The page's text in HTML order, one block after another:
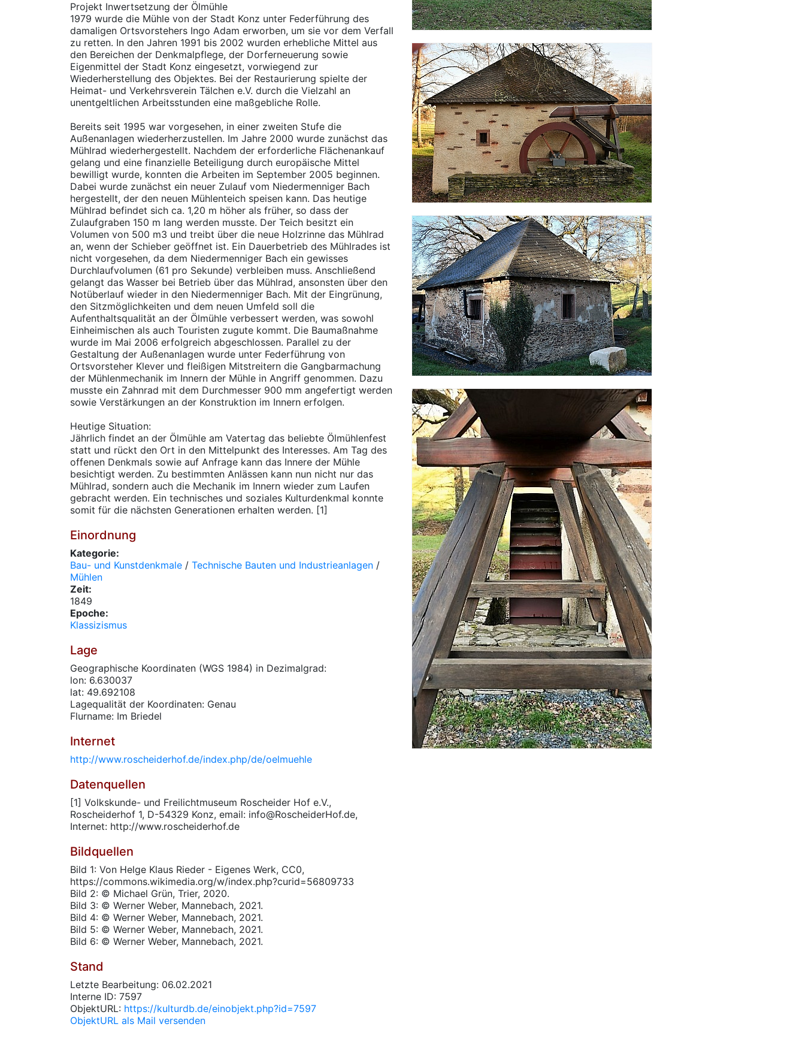
Projekt Inwertsetzung der Ölmühle
1979 wurde die Mühle von der Stadt Konz unter Federführung des
damaligen Ortsvorstehers Ingo Adam erworben, um sie vor dem Verfall
zu retten. In den Jahren 1991 bis 2002 wurden erhebliche Mittel aus
den Bereichen der Denkmalpflege, der Dorferneuerung sowie
Eigenmittel der Stadt Konz eingesetzt, vorwiegend zur
Wiederherstellung des Objektes. Bei der Restaurierung spielte der
Heimat- und Verkehrsverein Tälchen e.V. durch die Vielzahl an
unentgeltlichen Arbeitsstunden eine maßgebliche Rolle.
Bereits seit 1995 war vorgesehen, in einer zweiten Stufe die
Außenanlagen wiederherzustellen. Im Jahre 2000 wurde zunächst das
Mühlrad wiederhergestellt. Nachdem der erforderliche Flächenankauf
gelang und eine finanzielle Beteiligung durch europäische Mittel
bewilligt wurde, konnten die Arbeiten im September 2005 beginnen.
Dabei wurde zunächst ein neuer Zulauf vom Niedermenniger Bach
hergestellt, der den neuen Mühlenteich speisen kann. Das heutige
Mühlrad befindet sich ca. 1,20 m höher als früher, so dass der
Zulaufgraben 150 m lang werden musste. Der Teich besitzt ein
Volumen von 500 m3 und treibt über die neue Holzrinne das Mühlrad
an, wenn der Schieber geöffnet ist. Ein Dauerbetrieb des Mühlrades ist
nicht vorgesehen, da dem Niedermenniger Bach ein gewisses
Durchlaufvolumen (61 pro Sekunde) verbleiben muss. Anschließend
gelangt das Wasser bei Betrieb über das Mühlrad, ansonsten über den
Notüberlauf wieder in den Niedermenniger Bach. Mit der Eingrünung,
den Sitzmöglichkeiten und dem neuen Umfeld soll die
Aufenthaltsqualität an der Ölmühle verbessert werden, was sowohl
Einheimischen als auch Touristen zugute kommt. Die Baumaßnahme
wurde im Mai 2006 erfolgreich abgeschlossen. Parallel zu der
Gestaltung der Außenanlagen wurde unter Federführung von
Ortsvorsteher Klever und fleißigen Mitstreitern die Gangbarmachung
der Mühlenmechanik im Innern der Mühle in Angriff genommen. Dazu
musste ein Zahnrad mit dem Durchmesser 900 mm angefertigt werden
sowie Verstärkungen an der Konstruktion im Innern erfolgen.
Heutige Situation:
Jährlich findet an der Ölmühle am Vatertag das beliebte Ölmühlenfest
statt und rückt den Ort in den Mittelpunkt des Interesses. Am Tag des
offenen Denkmals sowie auf Anfrage kann das Innere der Mühle
besichtigt werden. Zu bestimmten Anlässen kann nun nicht nur das
Mühlrad, sondern auch die Mechanik im Innern wieder zum Laufen
gebracht werden. Ein technisches und soziales Kulturdenkmal konnte
somit für die nächsten Generationen erhalten werden. [1]
Einordnung
Kategorie:
Bau- und Kunstdenkmale / Technische Bauten und Industrieanlagen /
Mühlen
Zeit:
1849
Epoche:
Klassizismus
Lage
Geographische Koordinaten (WGS 1984) in Dezimalgrad:
lon: 6.630037
lat: 49.692108
Lagequalität der Koordinaten: Genau
Flurname: Im Briedel
Internet
http://www.roscheiderhof.de/index.php/de/oelmuehle
Datenquellen
[1] Volkskunde- und Freilichtmuseum Roscheider Hof e.V.,
Roscheiderhof 1, D-54329 Konz, email: info@RoscheiderHof.de,
Internet: http://www.roscheiderhof.de
Bildquellen
Bild 1: Von Helge Klaus Rieder - Eigenes Werk, CC0,
https://commons.wikimedia.org/w/index.php?curid=56809733
Bild 2: © Michael Grün, Trier, 2020.
Bild 3: © Werner Weber, Mannebach, 2021.
Bild 4: © Werner Weber, Mannebach, 2021.
Bild 5: © Werner Weber, Mannebach, 2021.
Bild 6: © Werner Weber, Mannebach, 2021.
Stand
Letzte Bearbeitung: 06.02.2021
Interne ID: 7597
ObjektURL: https://kulturdb.de/einobjekt.php?id=7597
ObjektURL als Mail versenden